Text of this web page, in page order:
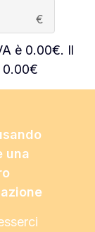
€
è 0.00€. Il
0.00€
una